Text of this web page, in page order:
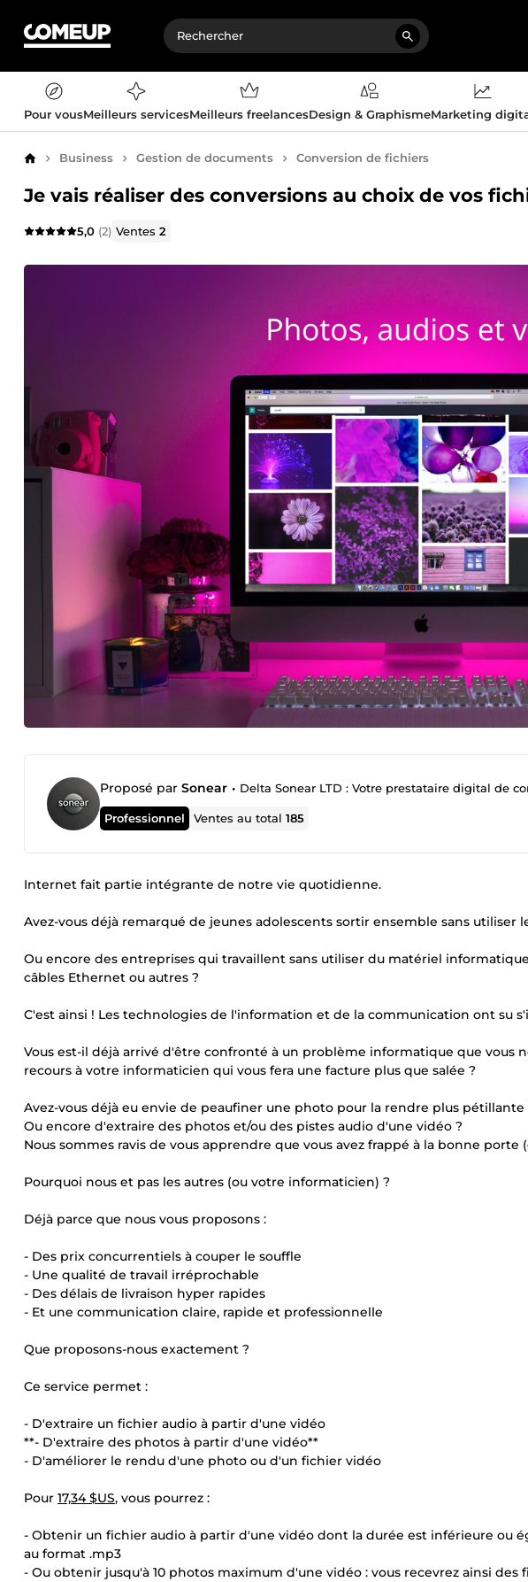
Pour vousMeilleurs servicesMeilleurs freelancesDesign & GraphismeMarketing
AccueilBusiness Gestion de documents Conversion de fichiers
Je vais réaliser des conversions au choix de vos
5,0 (2) Ventes2
Proposé par Sonear • Delta Sonear LTD : Votre prestataire digital de
Professionnel Ventes au total185
Internet fait partie intégrante de notre vie quotidienne.
Avez-vous déjà remarqué de jeunes adolescents sortir ensemble sans utiliser
Ou encore des entreprises qui travaillent sans utiliser du matériel
câbles Ethernet ou autres ?
C'est ainsi ! Les technologies de l'information et de la communication ont su
Vous est-il déjà arrivé d'être confronté à un problème informatique que vous
recours à votre informaticien qui vous fera une facture plus que salée ?
Avez-vous déjà eu envie de peaufiner une photo pour la rendre plus
Ou encore d'extraire des photos et/ou des pistes audio d'une vidéo ?
Nous sommes ravis de vous apprendre que vous avez frappé à la bonne porte
Pourquoi nous et pas les autres (ou votre informaticien) ?
Déjà parce que nous vous proposons :
- Des prix concurrentiels à couper le souffle
- Une qualité de travail irréprochable
- Des délais de livraison hyper rapides
- Et une communication claire, rapide et professionnelle
Que proposons-nous exactement ?
Ce service permet :
- D'extraire un fichier audio à partir d'une vidéo
**- D'extraire des photos à partir d'une vidéo**
- D'améliorer le rendu d'une photo ou d'un fichier vidéo
Pour 17,34 $US, vous pourrez :
- Obtenir un fichier audio à partir d'une vidéo dont la durée est inférieure ou
au format .mp3
- Ou obtenir jusqu'à 10 photos maximum d'une vidéo : vous recevrez ainsi des